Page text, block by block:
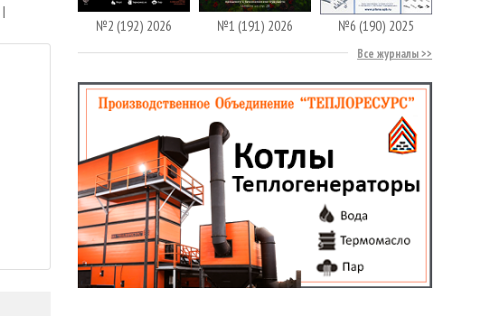
|
№2 (192) 2026 №1 (191) 2026 №6 (190) 2025
Все журналы